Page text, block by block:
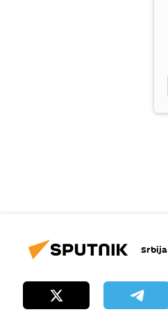
Srbija